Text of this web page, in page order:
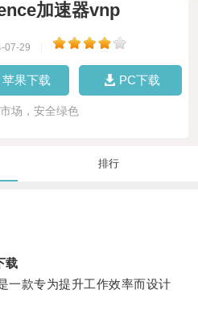
加速器vnp
07-29
苹果下载 PC下载
场，安全绿色
排行
载
款专为提升工作效率而设计